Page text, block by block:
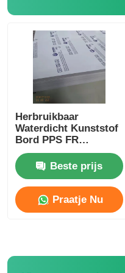
Herbruikbaar
Waterdicht Kunststof
Bord PPS FR
Polymeer Kunststof
Platen OEMBeste prijs
Praatje Nu